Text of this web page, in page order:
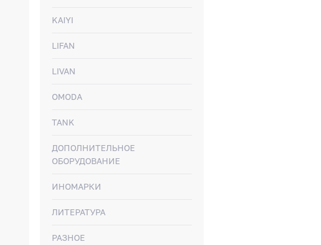
KAIYI
LIFAN
LIVAN
OMODA
TANK
ДОПОЛНИТЕЛЬНОЕ
ОБОРУДОВАНИЕ
ИНОМАРКИ
ЛИТЕРАТУРА
РАЗНОЕ